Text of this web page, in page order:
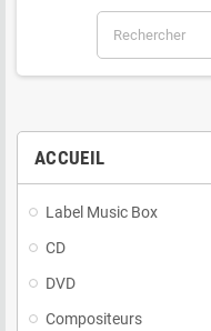
ACCUEIL
Label Music Box
CD
DVD
Compositeurs